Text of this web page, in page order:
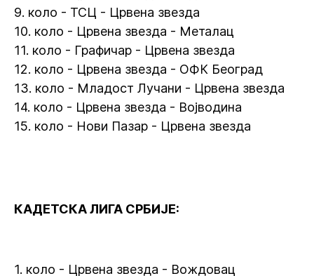
9. коло - ТСЦ - Црвена звезда
10. коло - Црвена звезда - Металац
11. коло - Графичар - Црвена звезда
12. коло - Црвена звезда - ОФК Београд
13. коло - Младост Лучани - Црвена звезда
14. коло - Црвена звезда - Војводина
15. коло - Нови Пазар - Црвена звезда
КАДЕТСКА ЛИГА СРБИЈЕ:
1. коло - Црвена звезда - Вождовац